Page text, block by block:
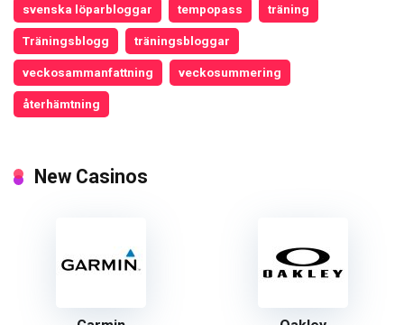
svenska löparbloggar tempopass träning
Träningsblogg träningsbloggar
veckosammanfattning veckosummering
återhämtning
New Casinos